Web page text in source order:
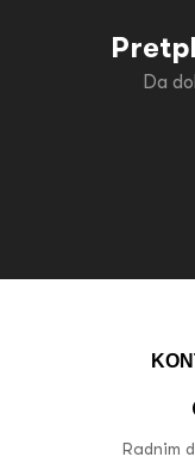
Da
Radnim